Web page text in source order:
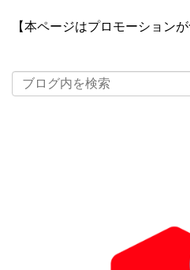
【本ページはプロモーション